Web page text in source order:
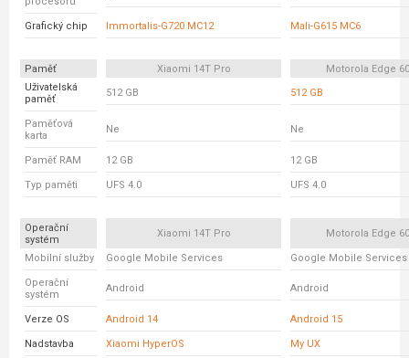
Grafický chip Immortalis-G720 MC12 Mali-G615 MC6
Paměť Xiaomi 14T Pro
Motorola Edge
Uživatelská
paměť
512 GB 512 GB
Paměťová
karta
Ne Ne
Paměť RAM 12 GB 12 GB
Typ paměti UFS 4.0 UFS 4.0
Operační
systém
Xiaomi 14T Pro Motorola Edge
Mobilní služby Google Mobile Services Google Mobile Services
Operační
systém
Android Android
Verze OS Android 14 Android 15
Nadstavba Xiaomi HyperOS My UX